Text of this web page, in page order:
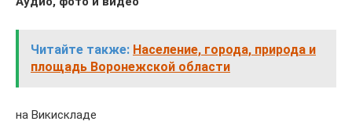
Читайте также: Население, города, природа и
площадь Воронежской области
на Викискладе